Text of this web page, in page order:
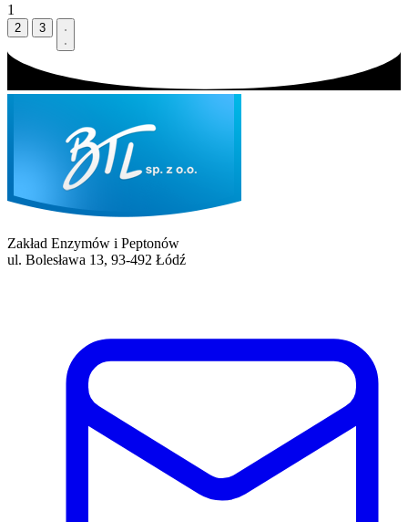
1
2 3
Zakład Enzymów i Peptonów
ul. Bolesława 13, 93-492 Łódź